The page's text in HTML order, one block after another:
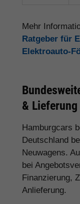
Mehr
Ratgeber für
Elektroauto-
& Lieferung
Hamburgcars
Deutschland
Neuwagens.
bei
Finanzierung,
Anlieferung.